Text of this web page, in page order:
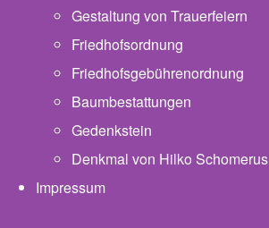
Gestaltung von Trauerfeiern
Friedhofsordnung
Friedhofsgebührenordnung
Baumbestattungen
Gedenkstein
Denkmal von Hilko Schomerus
Impressum